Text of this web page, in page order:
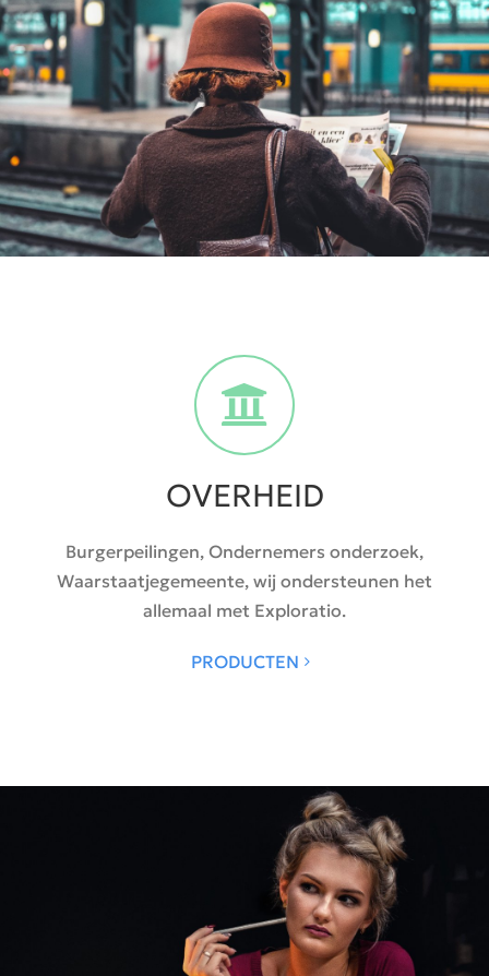
OVERHEID
Burgerpeilingen, Ondernemers onderzoek,
Waarstaatjegemeente, wij ondersteunen het
allemaal met Exploratio.
PRODUCTEN